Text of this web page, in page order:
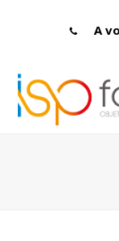
A